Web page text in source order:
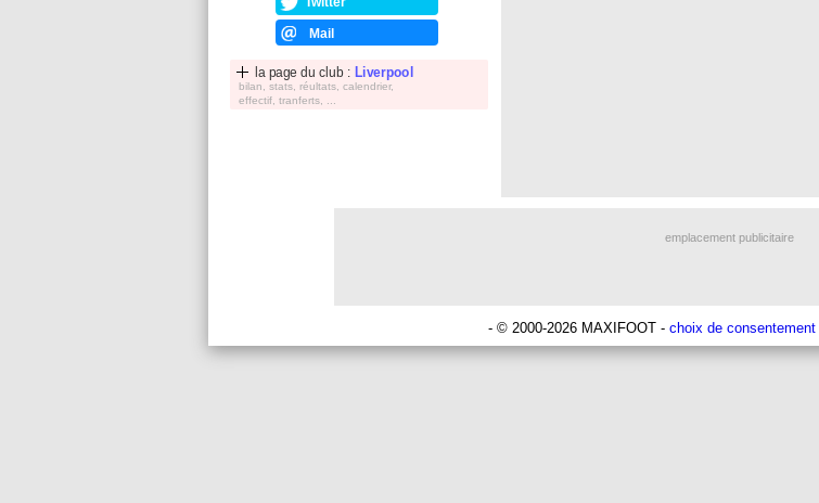
Mail
la page du club : Liverpool
bilan, stats, réultats, calendrier,
effectif, tranferts, ...
emplacement publicitaire
- © 2000-2026 MAXIFOOT - choix de consentement